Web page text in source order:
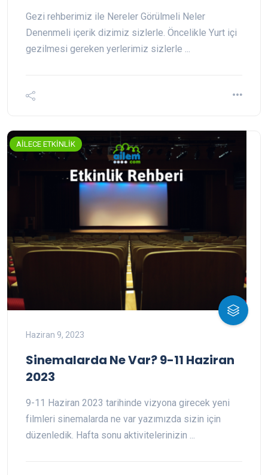
Gezi rehberimiz ile Nereler Görülmeli Neler
Denenmeli içerik dizimiz sizlerle. Öncelikle Yurt içi
gezilmesi gereken yerlerimiz sizlerle ...
AİLECE ETKİNLİK
Haziran 9, 2023
Sinemalarda Ne Var? 9-11 Haziran
2023
9-11 Haziran 2023 tarihinde vizyona girecek yeni
filmleri sinemalarda ne var yazımızda sizin için
düzenledik. Hafta sonu aktivitelerinizin ...